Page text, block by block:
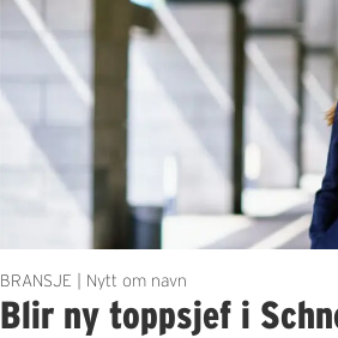
BRANSJE | Nytt om navn
Blir ny toppsjef i